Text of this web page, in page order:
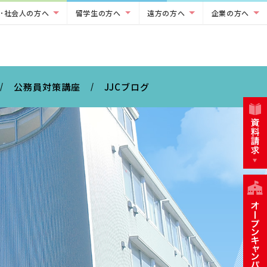
社会人の方へ 留学生の方へ 遠方の方へ 企業の方へ
公務員対策講座 JJCブログ